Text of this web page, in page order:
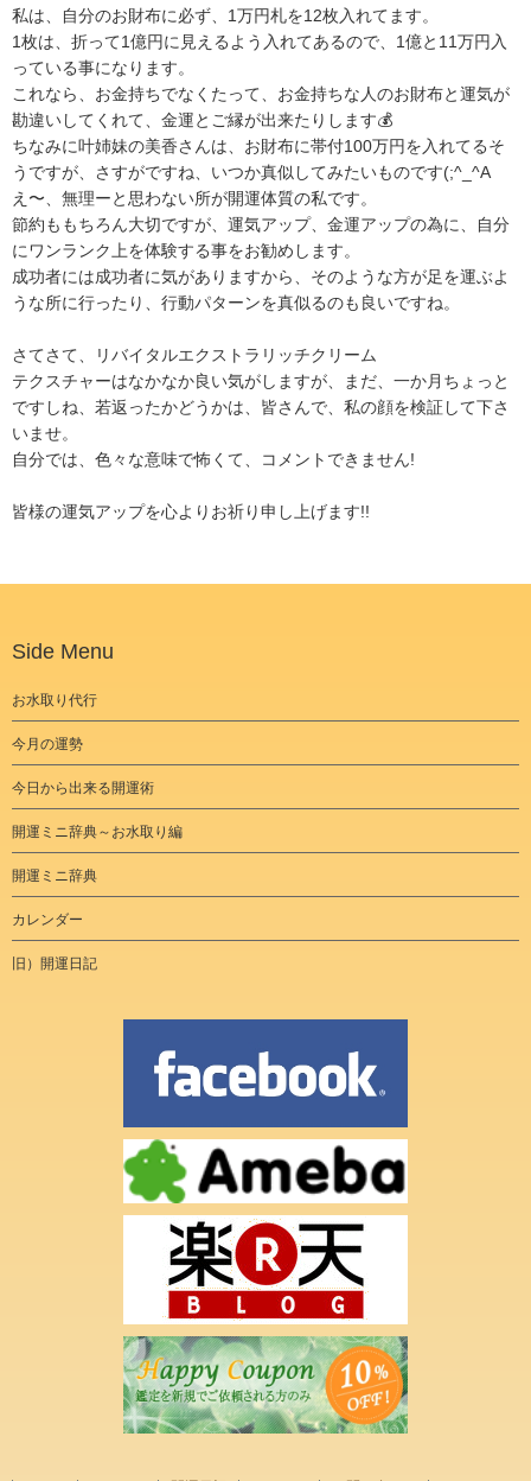
私は、自分のお財布に必ず、1万円札を12枚入れてます。
1枚は、折って1億円に見えるよう入れてあるので、1億と11万円入
っている事になります。
これなら、お金持ちでなくたって、お金持ちな人のお財布と運気が
勘違いしてくれて、金運とご縁が出来たりします💰
ちなみに叶姉妹の美香さんは、お財布に帯付100万円を入れてるそ
うですが、さすがですね、いつか真似してみたいものです(;^_^A
え〜、無理ーと思わない所が開運体質の私です。
節約ももちろん大切ですが、運気アップ、金運アップの為に、自分
にワンランク上を体験する事をお勧めします。
成功者には成功者に気がありますから、そのような方が足を運ぶよ
うな所に行ったり、行動パターンを真似るのも良いですね。
さてさて、リバイタルエクストラリッチクリーム
テクスチャーはなかなか良い気がしますが、まだ、一か月ちょっと
ですしね、若返ったかどうかは、皆さんで、私の顔を検証して下さ
いませ。
自分では、色々な意味で怖くて、コメントできません!
皆様の運気アップを心よりお祈り申し上げます!!
Side Menu
お水取り代行
今月の運勢
今日から出来る開運術
開運ミニ辞典～お水取り編
開運ミニ辞典
カレンダー
旧）開運日記